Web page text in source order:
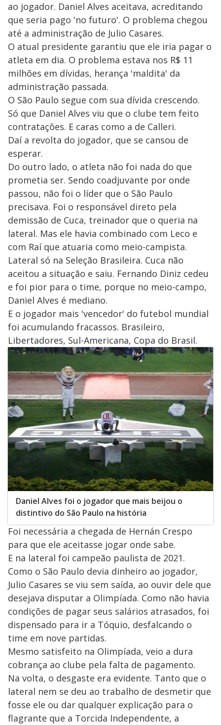
ao jogador. Daniel Alves aceitava, acreditando
que seria pago 'no futuro'. O problema chegou
até a administração de Julio Casares.
O atual presidente garantiu que ele iria pagar o
atleta em dia. O problema estava nos R$ 11
milhões em dívidas, herança 'maldita' da
administração passada.
O São Paulo segue com sua dívida crescendo.
Só que Daniel Alves viu que o clube tem feito
contratações. E caras como a de Calleri.
Daí a revolta do jogador, que se cansou de
esperar.
Do outro lado, o atleta não foi nada do que
prometia ser. Sendo coadjuvante por onde
passou, não foi o líder que o São Paulo
precisava. Foi o responsável direto pela
demissão de Cuca, treinador que o queria na
lateral. Mas ele havia combinado com Leco e
com Raí que atuaria como meio-campista.
Lateral só na Seleção Brasileira. Cuca não
aceitou a situação e saiu. Fernando Diniz cedeu
e foi pior para o time, porque no meio-campo,
Daniel Alves é mediano.
E o jogador mais 'vencedor' do futebol mundial
foi acumulando fracassos. Brasileiro,
Libertadores, Sul-Americana, Copa do Brasil.
Daniel Alves foi o jogador que mais beijou o
distintivo do São Paulo na história
Foi necessária a chegada de Hernán Crespo
para que ele aceitasse jogar onde sabe.
E na lateral foi campeão paulista de 2021.
Como o São Paulo devia dinheiro ao jogador,
Julio Casares se viu sem saída, ao ouvir dele que
desejava disputar a Olimpíada. Como não havia
condições de pagar seus salários atrasados, foi
dispensado para ir a Tóquio, desfalcando o
time em nove partidas.
Mesmo satisfeito na Olimpíada, veio a dura
cobrança ao clube pela falta de pagamento.
Na volta, o desgaste era evidente. Tanto que o
lateral nem se deu ao trabalho de desmetir que
fosse ele ou dar qualquer explicação para o
flagrante que a Torcida Independente, a